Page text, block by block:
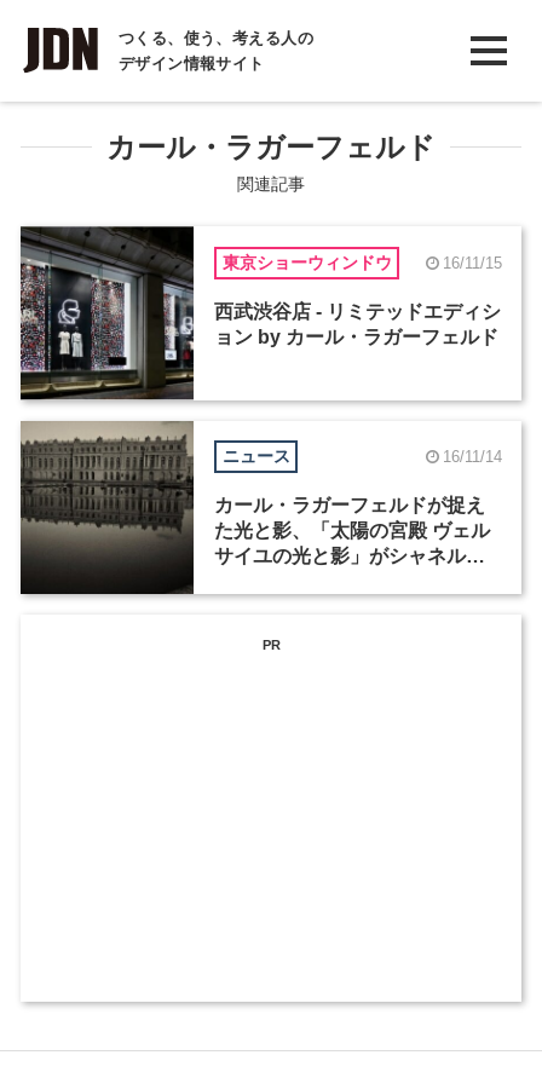
つくる、使う、考える人の
デザイン情報サイト
INTERVIEW
インタビュー
REPORT
COLUMN
コラム
カール・ラガーフェルド
関連記事
東京ショーウィンドウ 16/11/15
西武渋谷店 - リミテッドエディシ
ョン by カール・ラガーフェルド
ニュース 16/11/14
カール・ラガーフェルドが捉え
た光と影、「太陽の宮殿 ヴェル
サイユの光と影」がシャネル・
PR